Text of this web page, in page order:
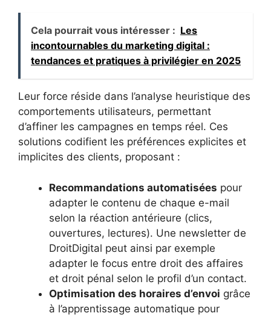
Cela pourrait vous intéresser : Les
incontournables du marketing digital :
tendances et pratiques à privilégier en 2025
Leur force réside dans l’analyse heuristique des
comportements utilisateurs, permettant
d’affiner les campagnes en temps réel. Ces
solutions codifient les préférences explicites et
implicites des clients, proposant :
Recommandations automatisées pour
adapter le contenu de chaque e-mail
selon la réaction antérieure (clics,
ouvertures, lectures). Une newsletter de
DroitDigital peut ainsi par exemple
adapter le focus entre droit des affaires
et droit pénal selon le profil d’un contact.
Optimisation des horaires d’envoi grâce
à l’apprentissage automatique pour